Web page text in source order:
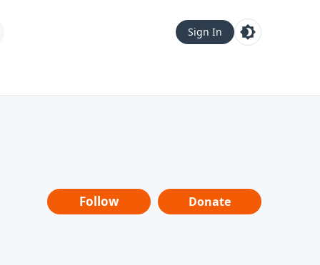
Sign In
Follow Donate